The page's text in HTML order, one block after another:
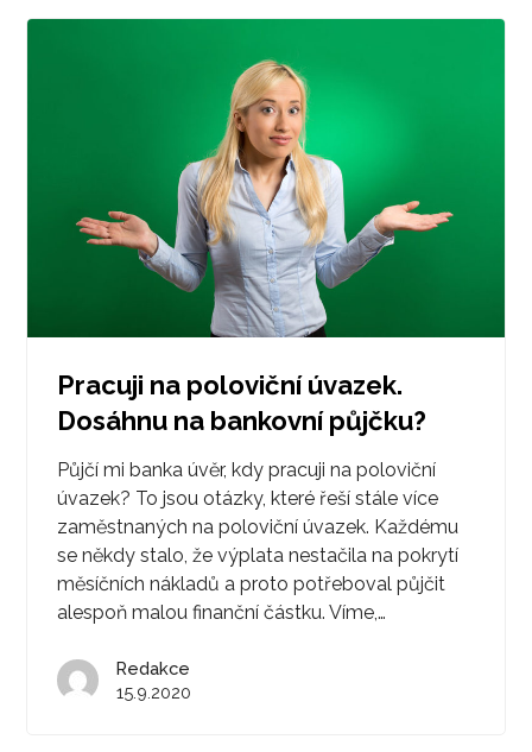
Pracuji na poloviční úvazek.
Dosáhnu na bankovní půjčku?
Půjčí mi banka úvěr, kdy pracuji na poloviční
úvazek? To jsou otázky, které řeší stále více
zaměstnaných na poloviční úvazek. Každému
se někdy stalo, že výplata nestačila na pokrytí
měsíčních nákladů a proto potřeboval půjčit
alespoň malou finanční částku. Víme,…
Redakce
15.9.2020